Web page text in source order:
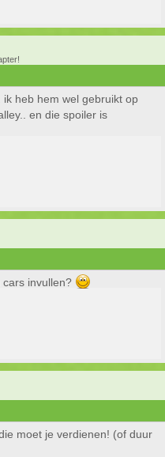
heb hem wel gebruikt op
en die spoiler is
invullen?
moet je verdienen! (of duur